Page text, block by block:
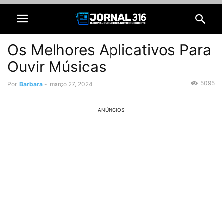
Os Melhores Aplicativos Para
Ouvir Músicas
Por Barbara - março 27, 2024 5095
ANÚNCIOS